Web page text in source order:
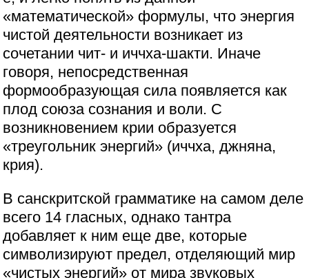
«математической» формулы, что энергия
чистой деятельности возникает из
сочетании чит- и иччха-шакти. Иначе
говоря, непосредственная
формообразующая сила появляется как
плод союза сознания и воли. С
возникновением крии образуется
«треугольник энергий» (иччха, джняна,
крия).
В санскритской грамматике на самом деле
всего 14 гласных, однако тантра
добавляет к ним еще две, которые
символизируют предел, отделяющий мир
«чистых энергий» от мира звуковых